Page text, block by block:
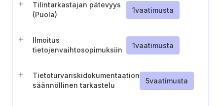
Tilintarkastajan pätevyys
(Puola)
1vaatimusta
Ilmoitus
tietojenvaihtosopimuksiin
1vaatimusta
Tietoturvariskidokumentaation
säännöllinen tarkastelu
5vaatimusta